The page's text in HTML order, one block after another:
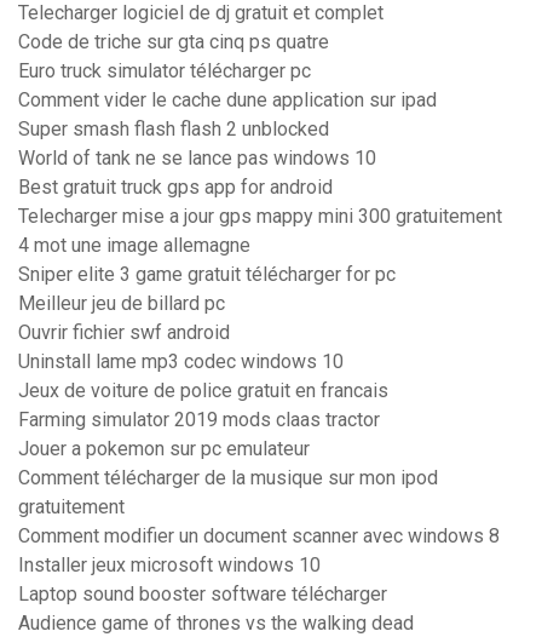
Telecharger logiciel de dj gratuit et complet
Code de triche sur gta cinq ps quatre
Euro truck simulator télécharger pc
Comment vider le cache dune application sur ipad
Super smash flash flash 2 unblocked
World of tank ne se lance pas windows 10
Best gratuit truck gps app for android
Telecharger mise a jour gps mappy mini 300 gratuitement
4 mot une image allemagne
Sniper elite 3 game gratuit télécharger for pc
Meilleur jeu de billard pc
Ouvrir fichier swf android
Uninstall lame mp3 codec windows 10
Jeux de voiture de police gratuit en francais
Farming simulator 2019 mods claas tractor
Jouer a pokemon sur pc emulateur
Comment télécharger de la musique sur mon ipod
gratuitement
Comment modifier un document scanner avec windows 8
Installer jeux microsoft windows 10
Laptop sound booster software télécharger
Audience game of thrones vs the walking dead